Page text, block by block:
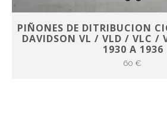
PIÑONES DE DITRIBUCION
DAVIDSON VL / VLD / VLC /
1930 A 1936
60 €